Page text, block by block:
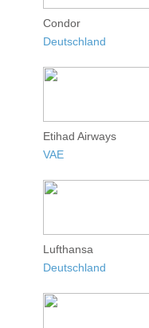
Condor
Deutschland
Etihad Airways
VAE
Lufthansa
Deutschland